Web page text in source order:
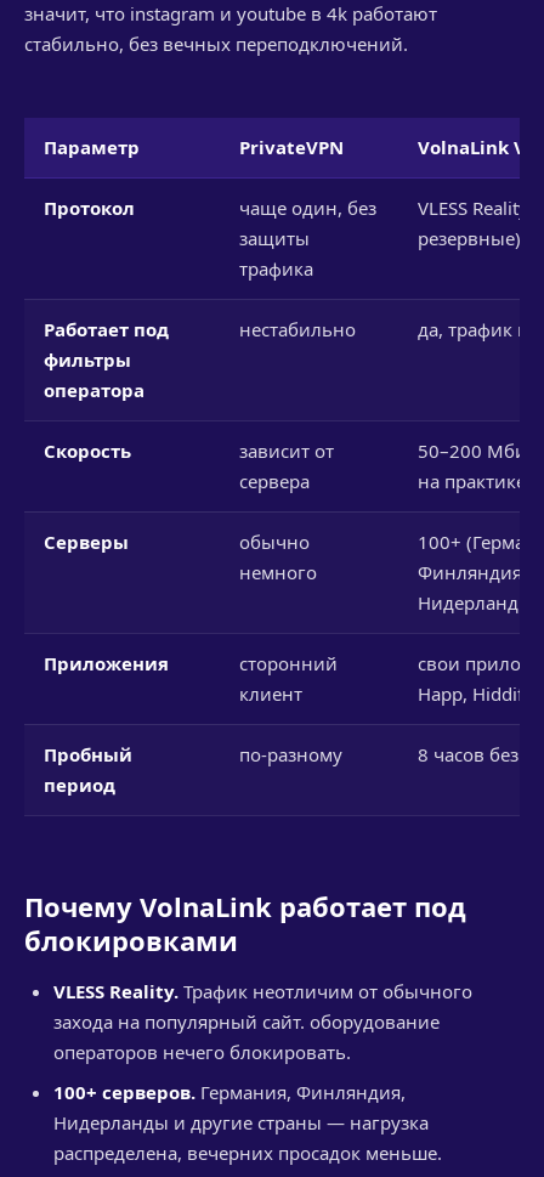
значит, что instagram и youtube в 4k работают
стабильно, без вечных переподключений.
Параметр PrivateVPN VolnaLink
Протокол
чаще один, без
защиты
трафика
VLESS Reality
резервные)
Работает под
фильтры
оператора
нестабильно да, трафик
Скорость
зависит от
сервера
50–200
на практике)
Серверы
обычно
немного
100+
Финляндия,
Нидерланды
Приложения
сторонний
клиент
свои
Happ, Hiddify
Пробный
период
по-разному 8 часов без
Почему VolnaLink работает под
блокировками
VLESS Reality. Трафик неотличим от обычного
захода на популярный сайт. оборудование
операторов нечего блокировать.
100+ серверов. Германия, Финляндия,
Нидерланды и другие страны — нагрузка
распределена, вечерних просадок меньше.